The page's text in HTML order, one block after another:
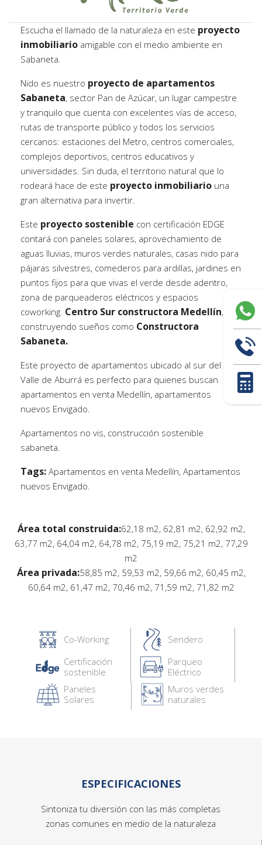
Escucha el llamado de la naturaleza en este proyecto
inmobiliario amigable con el medio ambiente en
Sabaneta.
Nido es nuestro proyecto de apartamentos
Sabaneta, sector Pan de Azúcar, un lugar campestre
y tranquilo que cuenta con excelentes vías de acceso,
rutas de transporte público y todos los servicios
cercanos: estaciones del Metro, centros comerciales,
complejos deportivos, centros educativos y
universidades. Sin duda, el territorio natural que lo
rodeará hace de este proyecto inmobiliario una
gran alternativa para invertir.
Este proyecto sostenible con certificación EDGE
contará con paneles solares, aprovechamiento de
aguas lluvias, muros verdes naturales, casas nido para
pájaras silvestres, comederos para ardillas, jardines en
puntos fijos para que vivas el verde desde adentro,
zona de parqueaderos eléctricos y espacios
coworking. Centro Sur constructora Medellín,
construyendo sueños como Constructora
Sabaneta.
Este proyecto de apartamentos ubicado al sur del
Valle de Aburrá es perfecto para quienes buscan
apartamentos en venta Medellín, apartamentos
nuevos Envigado.
Apartamentos no vis, construcción sostenible
sabaneta.
Tags: Apartamentos en venta Medellín, Apartamentos
nuevos Envigado.
Área total construida:62,18 m2, 62,81 m2, 62,92 m2,
63,77 m2, 64,04 m2, 64,78 m2, 75,19 m2, 75,21 m2, 77,29
m2
Área privada:58,85 m2, 59,53 m2, 59,66 m2, 60,45 m2,
60,64 m2, 61,47 m2, 70,46 m2, 71,59 m2, 71,82 m2
Co-Working
Sendero
Certificación
sostenible
Parqueo
Eléctrico
Paneles
Solares
Muros verdes
naturales
ESPECIFICACIONES
Sintoniza tu diversión con las más completas
zonas comunes en medio de la naturaleza